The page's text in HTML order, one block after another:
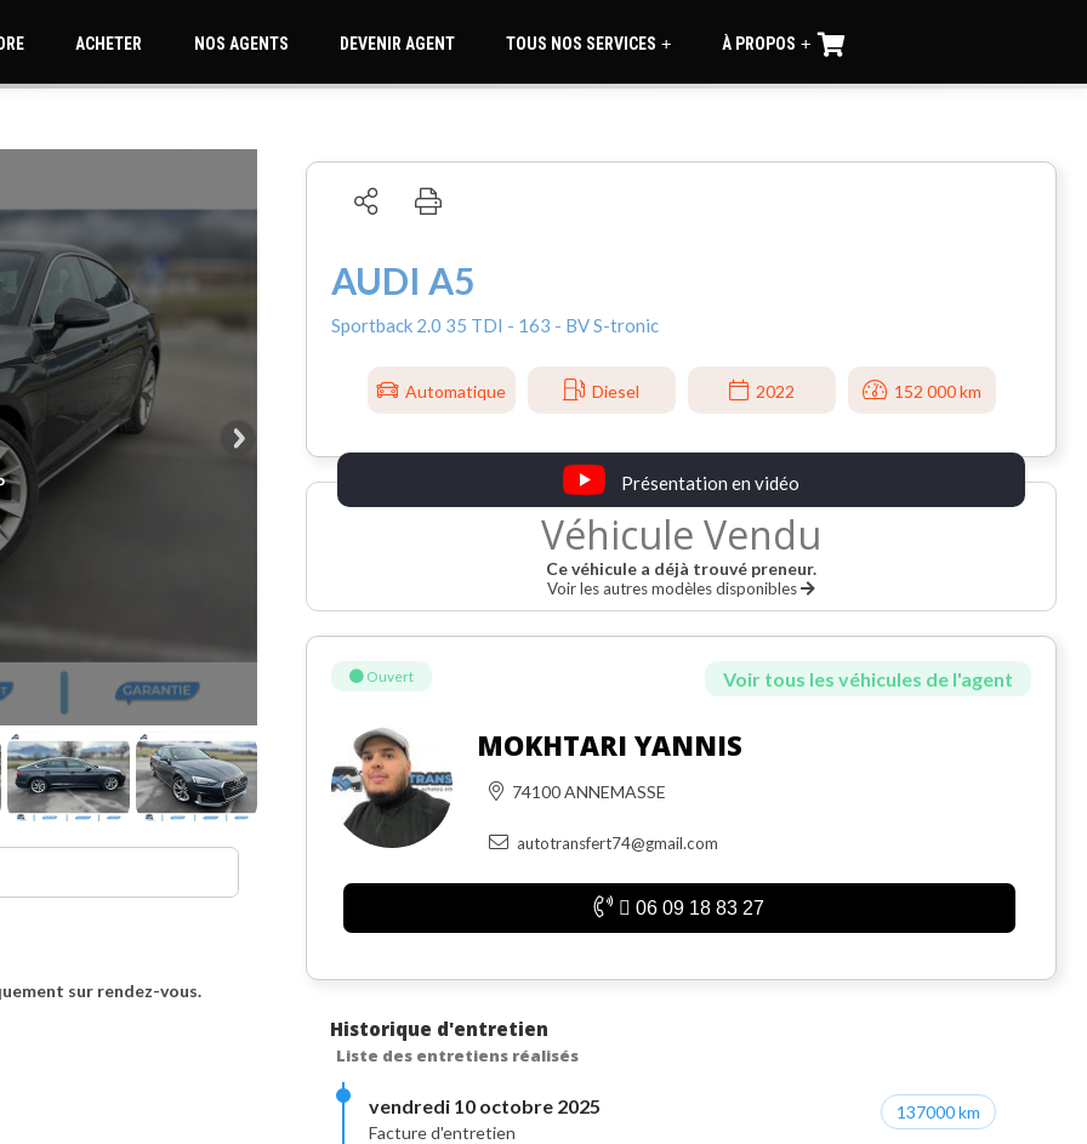
ACHETER NOS AGENTS DEVENIR AGENT +
TOUS NOS SERVICES +
À PROPOS
sur rendez-vous.
CONSTRUCTEUR,
AUDI A5
Sportback 2.0 35 TDI - 163 - BV S-tronic
Automatique Diesel 2022 152 000 km
Présentation en vidéo
Véhicule Vendu
Ce véhicule a déjà trouvé preneur.
Voir les autres modèles disponibles
Ouvert Voir tous les véhicules de l'agent
MOKHTARI YANNIS
74100 ANNEMASSE
autotransfert74@gmail.com
06 09 18 83 27
Historique d'entretien
Liste des entretiens réalisés
vendredi 10 octobre 2025
Facture d'entretien
137000 km